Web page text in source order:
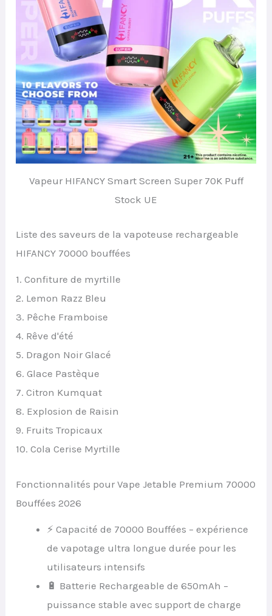
Vapeur HIFANCY Smart Screen Super 70K Puff
Stock UE
Liste des saveurs de la vapoteuse rechargeable
HIFANCY 70000 bouffées
1.⁠ ⁠Confiture de myrtille
2.⁠ ⁠Lemon Razz Bleu
3.⁠ ⁠Pêche Framboise
4.⁠ ⁠Rêve d'été
5.⁠ ⁠Dragon Noir Glacé
6.⁠ ⁠Glace Pastèque
7.⁠ ⁠Citron Kumquat
8.⁠ ⁠Explosion de Raisin
9.⁠ ⁠Fruits Tropicaux
10.⁠ ⁠Cola Cerise Myrtille
Fonctionnalités pour Vape Jetable Premium 70000
Bouffées 2026
⚡ Capacité de 70000 Bouffées – expérience
de vapotage ultra longue durée pour les
utilisateurs intensifs
🔋 Batterie Rechargeable de 650mAh –
puissance stable avec support de charge